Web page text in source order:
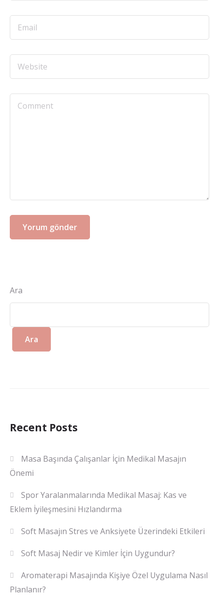
Ara
Ara
Recent Posts
Masa Başında Çalışanlar İçin Medikal Masajın
Önemi
Spor Yaralanmalarında Medikal Masaj: Kas ve
Eklem İyileşmesini Hızlandırma
Soft Masajın Stres ve Anksiyete Üzerindeki Etkileri
Soft Masaj Nedir ve Kimler İçin Uygundur?
Aromaterapi Masajında Kişiye Özel Uygulama Nasıl
Planlanır?